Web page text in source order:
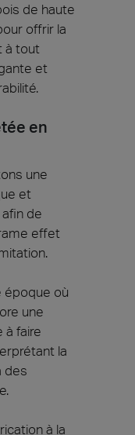
de haute
offrir la
à tout
et
en
une
et
de
effet
époque où
une
à faire
la
des
à la